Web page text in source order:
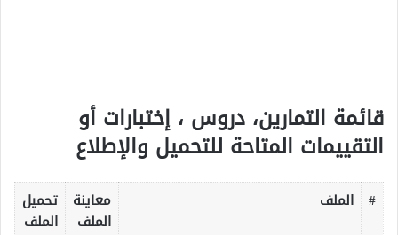
قائمة التمارين، دروس ، إختبارات أو
التقييمات المتاحة للتحميل والإطلاع
# الملف
معاينة
الملف
تحميل
الملف